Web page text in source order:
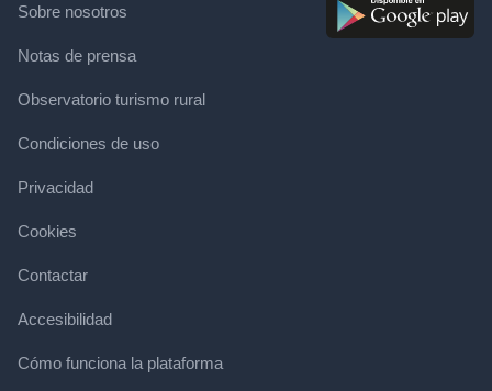
Sobre nosotros
Notas de prensa
Observatorio turismo rural
Condiciones de uso
Privacidad
Cookies
Contactar
Accesibilidad
Cómo funciona la plataforma